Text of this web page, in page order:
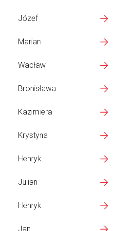
Józef
Marian
Wacław
Bronisława
Kazimiera
Krystyna
Henryk
Julian
Henryk
Jan